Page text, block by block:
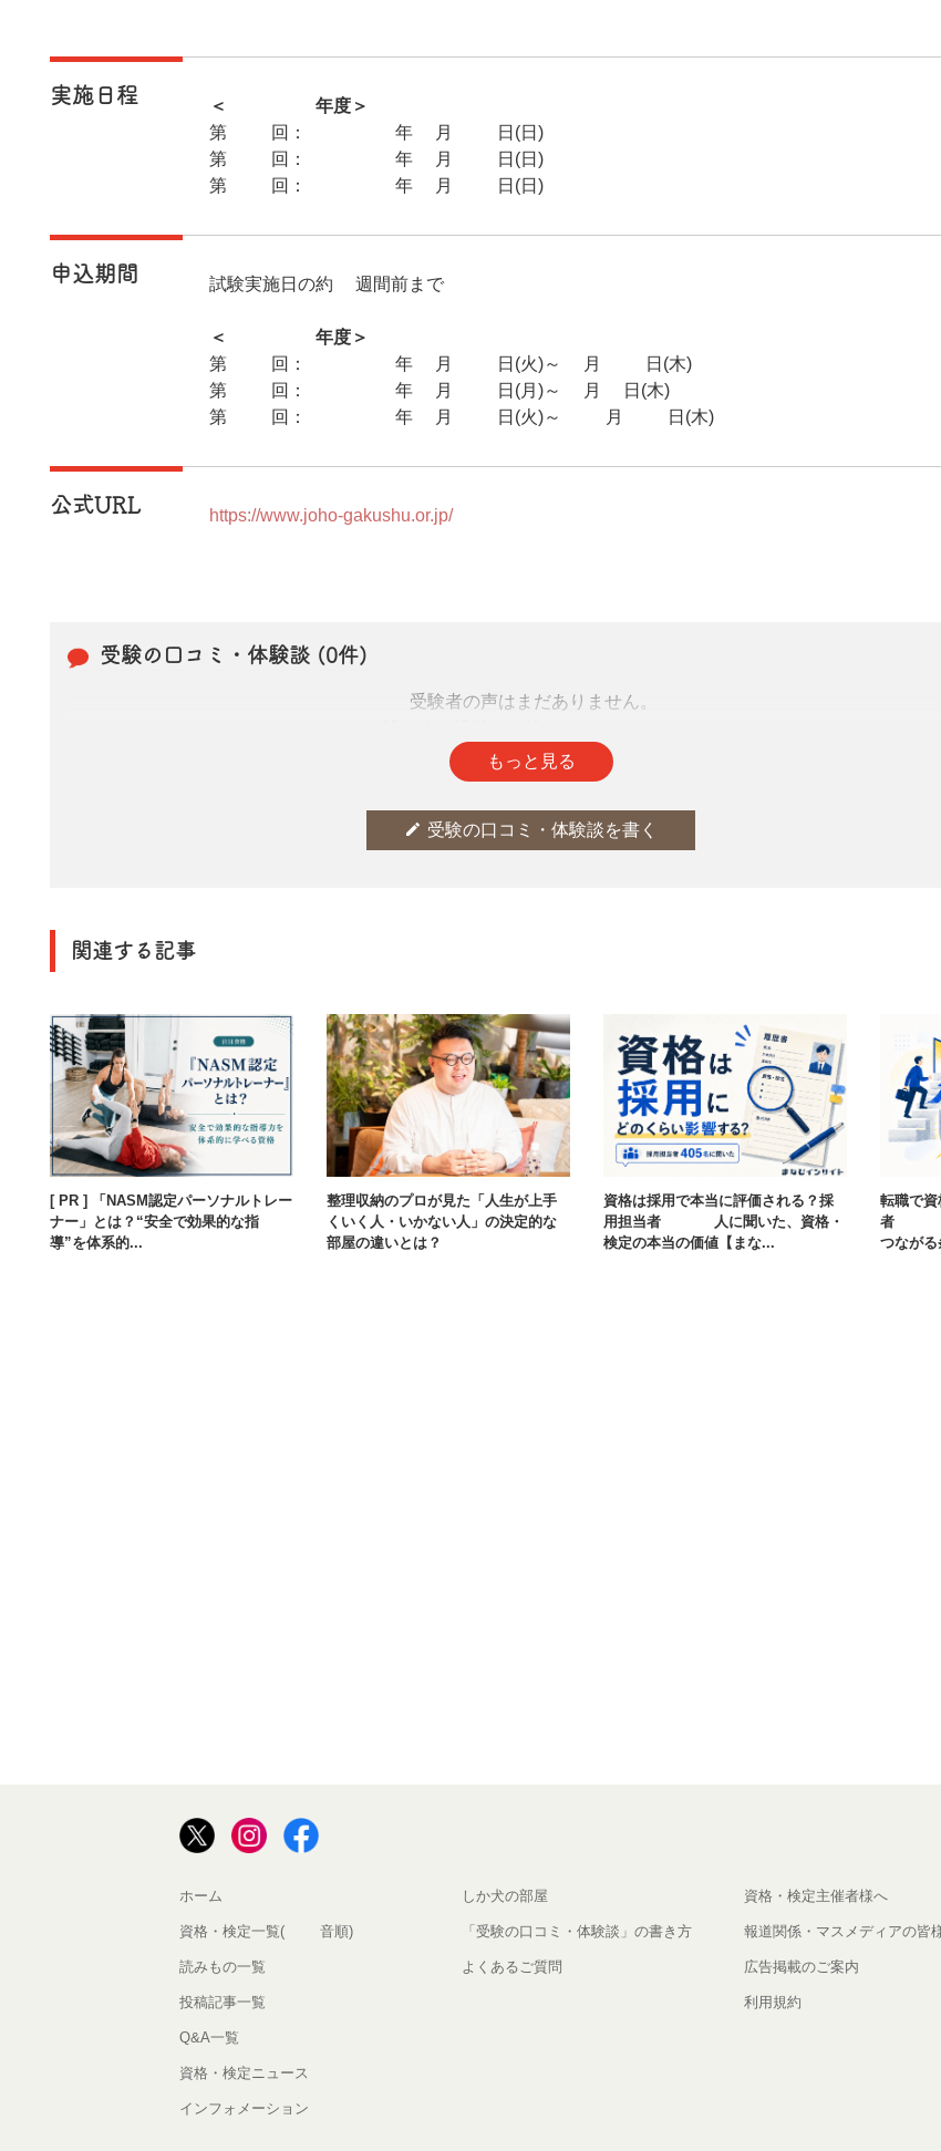
実施日程
＜2026年度＞
第25回：2026年5月24日(日)
第26回：2026年9月27日(日)
第27回：2027年1月31日(日)
申込期間 試験実施日の約6週間前まで
＜2026年度＞
第25回：2026年1月20日(火)～4月16日(木)
第26回：2026年5月25日(月)～8月6日(木)
第27回：2026年9月15日(火)～12月24日(木)
公式URL https://www.joho-gakushu.or.jp/
受験の口コミ・体験談 (0件)
受験者の声はまだありません。
もっと見る
edit 受験の口コミ・体験談を書く
関連する記事
[ PR ] 「NASM認定パーソナルトレー
ナー」とは？“安全で効果的な指
導”を体系的...
整理収納のプロが見た「人生が上手
くいく人・いかない人」の決定的な
部屋の違いとは？
資格は採用で本当に評価される？採
用担当者405人に聞いた、資格・
検定の本当の価値【まな...
転職で資
者405
つながる
ホーム
資格・検定一覧(50音順)
読みもの一覧
投稿記事一覧
Q&A一覧
資格・検定ニュース
インフォメーション
しか犬の部屋
「受験の口コミ・体験談」の書き方
よくあるご質問
資格・検定主催者様へ
報道関係・マスメディアの皆
広告掲載のご案内
利用規約